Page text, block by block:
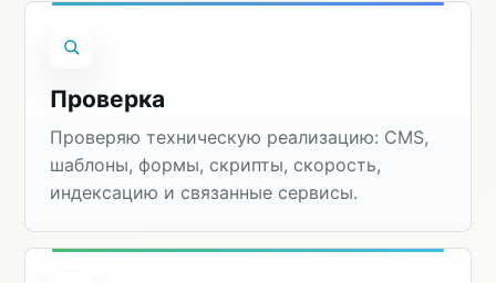
Проверка
Проверяю техническую реализацию: CMS,
шаблоны, формы, скрипты, скорость,
индексацию и связанные сервисы.